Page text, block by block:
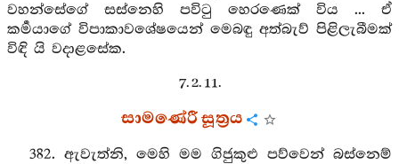
වහන්සේගේ සස්නෙහි පවිටු හෙරණෙක් විය ... ඒ
කර්‍මයාගේ විපාකාවශේෂයෙන් මෙබඳු අත්බැව් පිළිලැබීමක්
විඳි යි වදාළසේක.
7. 2. 11.
සාමණේරී සූත්‍රය
382. ඇවැත්නි, මෙහි මම ගිජුකුළු පව්වෙන් බස්නෙම්